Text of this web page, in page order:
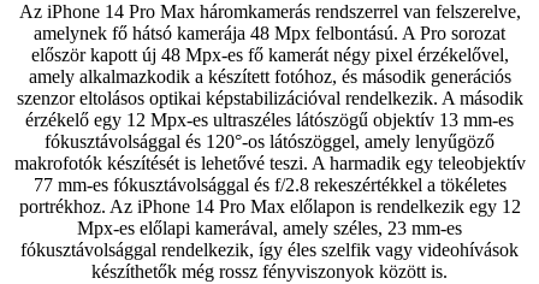
Az iPhone 14 Pro Max háromkamerás rendszerrel van felszerelve,
amelynek fő hátsó kamerája 48 Mpx felbontású. A Pro sorozat
először kapott új 48 Mpx-es fő kamerát négy pixel érzékelővel,
amely alkalmazkodik a készített fotóhoz, és második generációs
szenzor eltolásos optikai képstabilizációval rendelkezik. A második
érzékelő egy 12 Mpx-es ultraszéles látószögű objektív 13 mm-es
fókusztávolsággal és 120°-os látószöggel, amely lenyűgöző
makrofotók készítését is lehetővé teszi. A harmadik egy teleobjektív
77 mm-es fókusztávolsággal és f/2.8 rekeszértékkel a tökéletes
portrékhoz. Az iPhone 14 Pro Max előlapon is rendelkezik egy 12
Mpx-es előlapi kamerával, amely széles, 23 mm-es
fókusztávolsággal rendelkezik, így éles szelfik vagy videohívások
készíthetők még rossz fényviszonyok között is.